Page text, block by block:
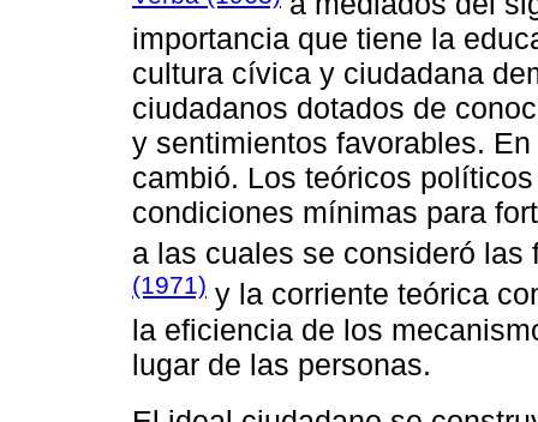
importancia que tiene la
cultura cívica y ciudadana
ciudadanos dotados de
y sentimientos favorables.
cambió. Los teóricos
condiciones mínimas para
a las cuales se consideró
(1971) y la corriente teórica
la eficiencia de los
lugar de las personas.